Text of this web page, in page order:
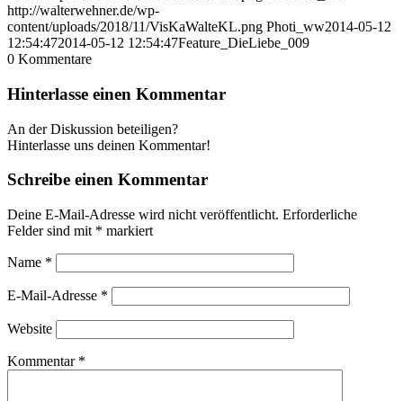
http://walterwehner.de/wp-
content/uploads/2018/11/VisKaWalteKL.png Photi_ww2014-05-12
12:54:472014-05-12 12:54:47Feature_DieLiebe_009
0 Kommentare
Hinterlasse einen Kommentar
An der Diskussion beteiligen?
Hinterlasse uns deinen Kommentar!
Schreibe einen Kommentar
Deine E-Mail-Adresse wird nicht veröffentlicht. Erforderliche
Felder sind mit * markiert
Name *
E-Mail-Adresse *
Website
Kommentar *